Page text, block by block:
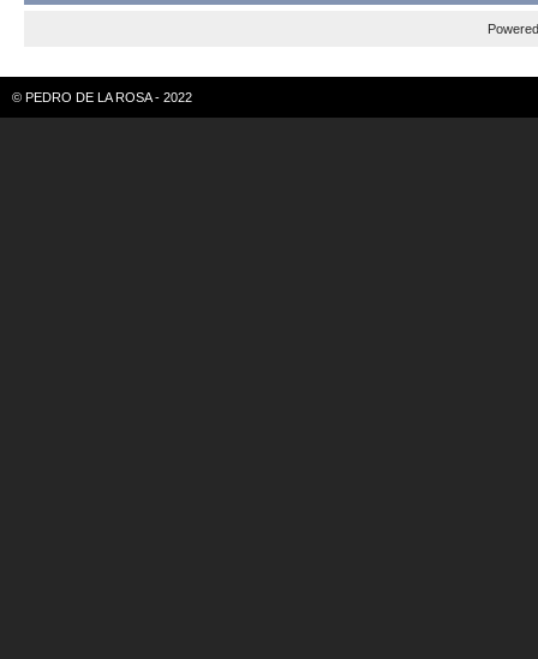
© PEDRO DE LA ROSA - 2022